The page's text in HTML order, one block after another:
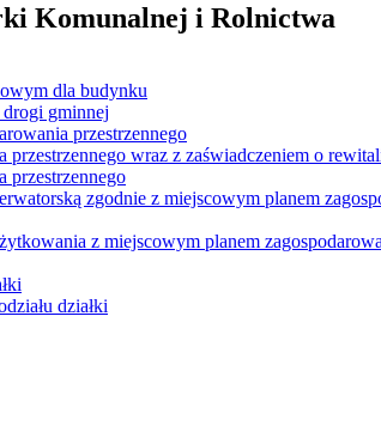
Komunalnej i Rolnictwa
dla budynku
gminnej
przestrzennego
wraz z zaświadczeniem o
przestrzennego
zgodnie z miejscowym planem
z miejscowym planem
działki